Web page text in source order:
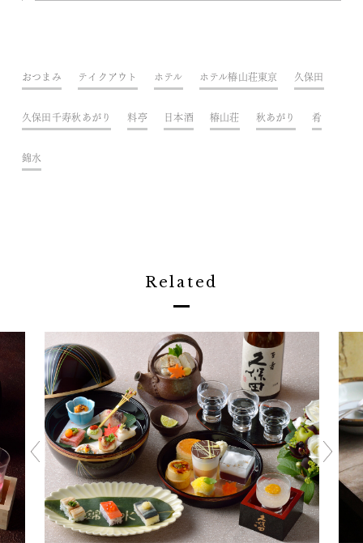
おつまみ テイクアウト ホテル ホテル椿山荘東京 久保田
久保田千寿秋あがり 料亭 日本酒 椿山荘 秋あがり 肴
錦水
Related